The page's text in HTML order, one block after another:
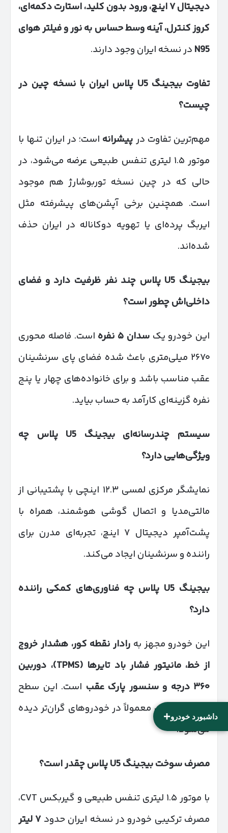
دیجیتال۷اینچ، ورود بدون کلید، استارت دکمه‌ای،
کروز کنترل، آینه وسط حساس به نور و فیلتر هوای
N95 در نسخه ایران وجود دارند.
تفاوت بیجینگ U5
پلاس ایران با نسخه چین در
چیست؟
مهم‌ترین تفاوت در پیشرانه است؛ در ایران تنها با
موتور ۱.۵ لیتری تنفس طبیعی عرضه می‌شود، در
حالی که در چین نسخه توربوشارژ هم موجود
است. همچنین برخی آپشن‌های پیشرفته مثل
ایربگ پرده‌ای یا تهویه دوکاناله در ایران حذف
شده‌اند.
بیجینگ
پلاس چند نفر ظرفیت دارد و فضای
داخلی‌اش چطور است؟
این خودرو یکسدان ۵ نفره است. فاصله محوری
۲۶۷۰ میلی‌متری باعث شده فضای پای سرنشینان
عقب مناسب باشد و برای خانواده‌های چهار یا پنج
نفره گزینه‌ای کارآمد به حساب بیاید.
سیستم چندرسانه‌ای بیجینگ
پلاس چه
ویژگی‌هایی دارد؟
نمایشگر مرکزی لمسی ۱۲.۳ اینچی با پشتیبانی از
مالتی‌مدیا و اتصال گوشی هوشمند، همراه با
پشت‌آمپر دیجیتال ۷ اینچ، تجربه‌ای مدرن برای
راننده و سرنشینان ایجاد می‌کند.
بیجینگ
پلاس چه فناوری‌های کمکی راننده
دارد؟
این خودرو مجهز به رادار نقطه کور، هشدار خروج
از خط، مانیتور فشار باد تایرها (TPMS)
، دوربین
۳۶۰ درجه و سنسور پارک عقب است. این سطح
امکانات ایمنی معمولاً در خودروهای گران‌تر دیده
می‌شود.
مصرف سوخت بیجینگ پلاس چقدر است؟
با موتور ۱.۵ لیتری تنفس طبیعی و گیربکس CVT،
مصرف ترکیبی خودرو در نسخه ایران حدود۷ لیتر
+داشبورد خودرو